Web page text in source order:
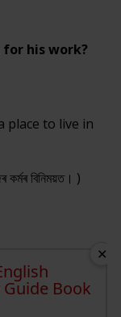
his work?
place to live in
কৰ্মৰ বিনিময়ত। )
Book
✕